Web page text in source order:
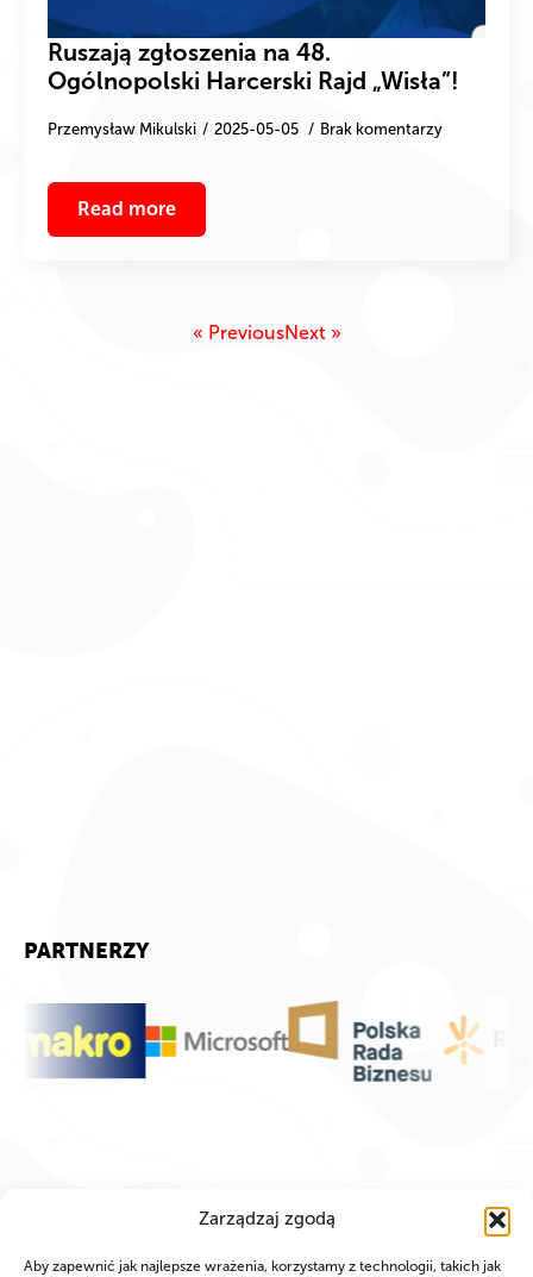
Zarządzaj zgodą
Aby zapewnić jak najlepsze wrażenia, korzystamy z technologii, takich jak
Ruszają zgłoszenia na 48.
Ogólnopolski Harcerski Rajd „Wisła”!
Przemysław Mikulski 2025-05-05 Brak komentarzy
Read more
« PreviousNext »
PARTNERZY